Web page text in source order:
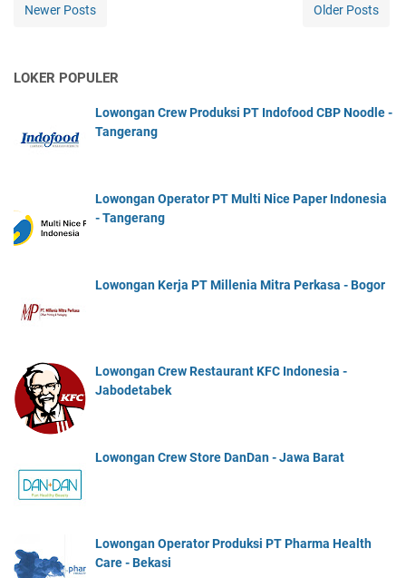
Newer Posts Older Posts
LOKER POPULER
Lowongan Crew Produksi PT Indofood CBP Noodle -
Tangerang
Lowongan Operator PT Multi Nice Paper Indonesia
- Tangerang
Lowongan Kerja PT Millenia Mitra Perkasa - Bogor
Lowongan Crew Restaurant KFC Indonesia -
Jabodetabek
Lowongan Crew Store DanDan - Jawa Barat
Lowongan Operator Produksi PT Pharma Health
Care - Bekasi